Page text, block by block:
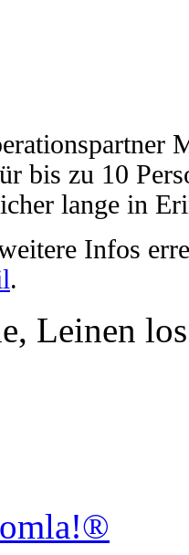
bis zu 10
lange in
Infos
.
Leinen